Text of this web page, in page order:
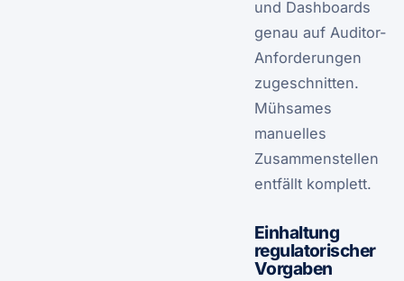
und Dashboards
genau auf Auditor-
Anforderungen
zugeschnitten.
Mühsames
manuelles
Zusammenstellen
entfällt komplett.
Einhaltung
regulatorischer
Vorgaben